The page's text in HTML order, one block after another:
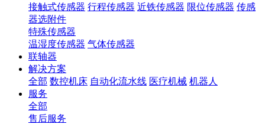
接触式传感器 行程传感器 近铁传感器 限位传感器 传感
器选附件
特殊传感器
温湿度传感器 气体传感器
联轴器
解决方案
全部 数控机床 自动化流水线 医疗机械 机器人
服务
全部
售后服务